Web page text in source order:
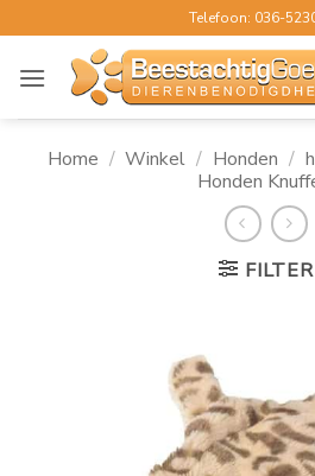
naar
inhoud
Telefoon: 036-
Home / Winkel / Honden /
Honden
FILTER